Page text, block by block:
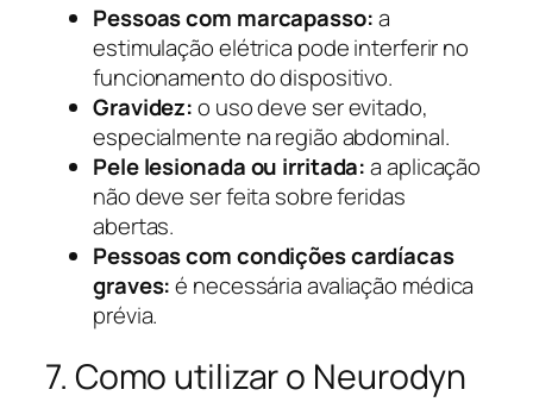
Pessoas com marcapasso:a
estimulação elétrica pode interferir no
funcionamento do dispositivo.
Gravidez:o uso deve ser evitado,
especialmente na região abdominal.
Pele lesionada ou irritada:a aplicação
não deve ser feita sobre feridas
abertas.
Pessoas com condições cardíacas
graves:é necessária avaliação médica
prévia.
7. Como utilizar o Neurodyn